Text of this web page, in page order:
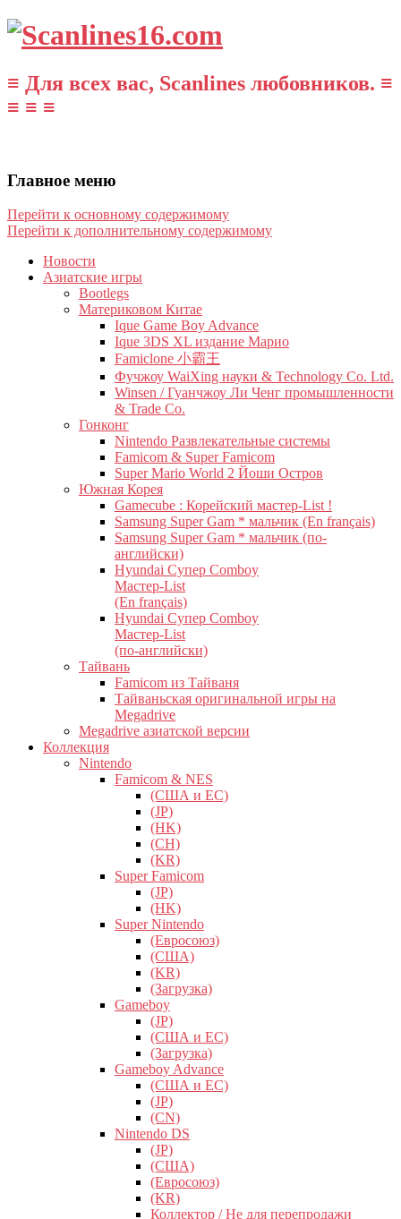
≡ Для всех вас, Scanlines любовников. ≡
≡ ≡ ≡
Главное меню
Перейти к основному содержимому
Перейти к дополнительному содержимому
Новости
Азиатские игры
Bootlegs
Материковом Китае
Ique Game Boy Advance
Ique 3DS XL издание Марио
Famiclone 小霸王
Фучжоу WaiXing науки & Technology Co. Ltd.
Winsen / Гуанчжоу Ли Ченг промышленности
& Trade Co.
Гонконг
Nintendo Развлекательные системы
Famicom & Super Famicom
Super Mario World 2 Йоши Остров
Южная Корея
Gamecube : Корейский мастер-List !
Samsung Super Gam * мальчик (En français)
Samsung Super Gam * мальчик (по-
английски)
Hyundai Супер Comboy
Мастер-List
(En français)
Hyundai Супер Comboy
Мастер-List
(по-английски)
Тайвань
Famicom из Тайваня
Тайваньская оригинальной игры на
Megadrive
Megadrive азиатской версии
Коллекция
Nintendo
Famicom & NES
(США и ЕС)
(JP)
(HK)
(CH)
(KR)
Super Famicom
(JP)
(HK)
Super Nintendo
(Евросоюз)
(США)
(KR)
(Загрузка)
Gameboy
(JP)
(США и ЕС)
(Загрузка)
Gameboy Advance
(США и ЕС)
(JP)
(CN)
Nintendo DS
(JP)
(США)
(Евросоюз)
(KR)
Коллектор / Не для перепродажи